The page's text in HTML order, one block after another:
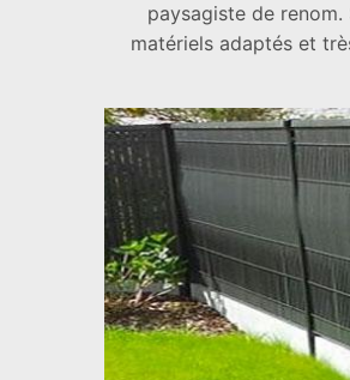
paysagiste de
matériels adaptés et